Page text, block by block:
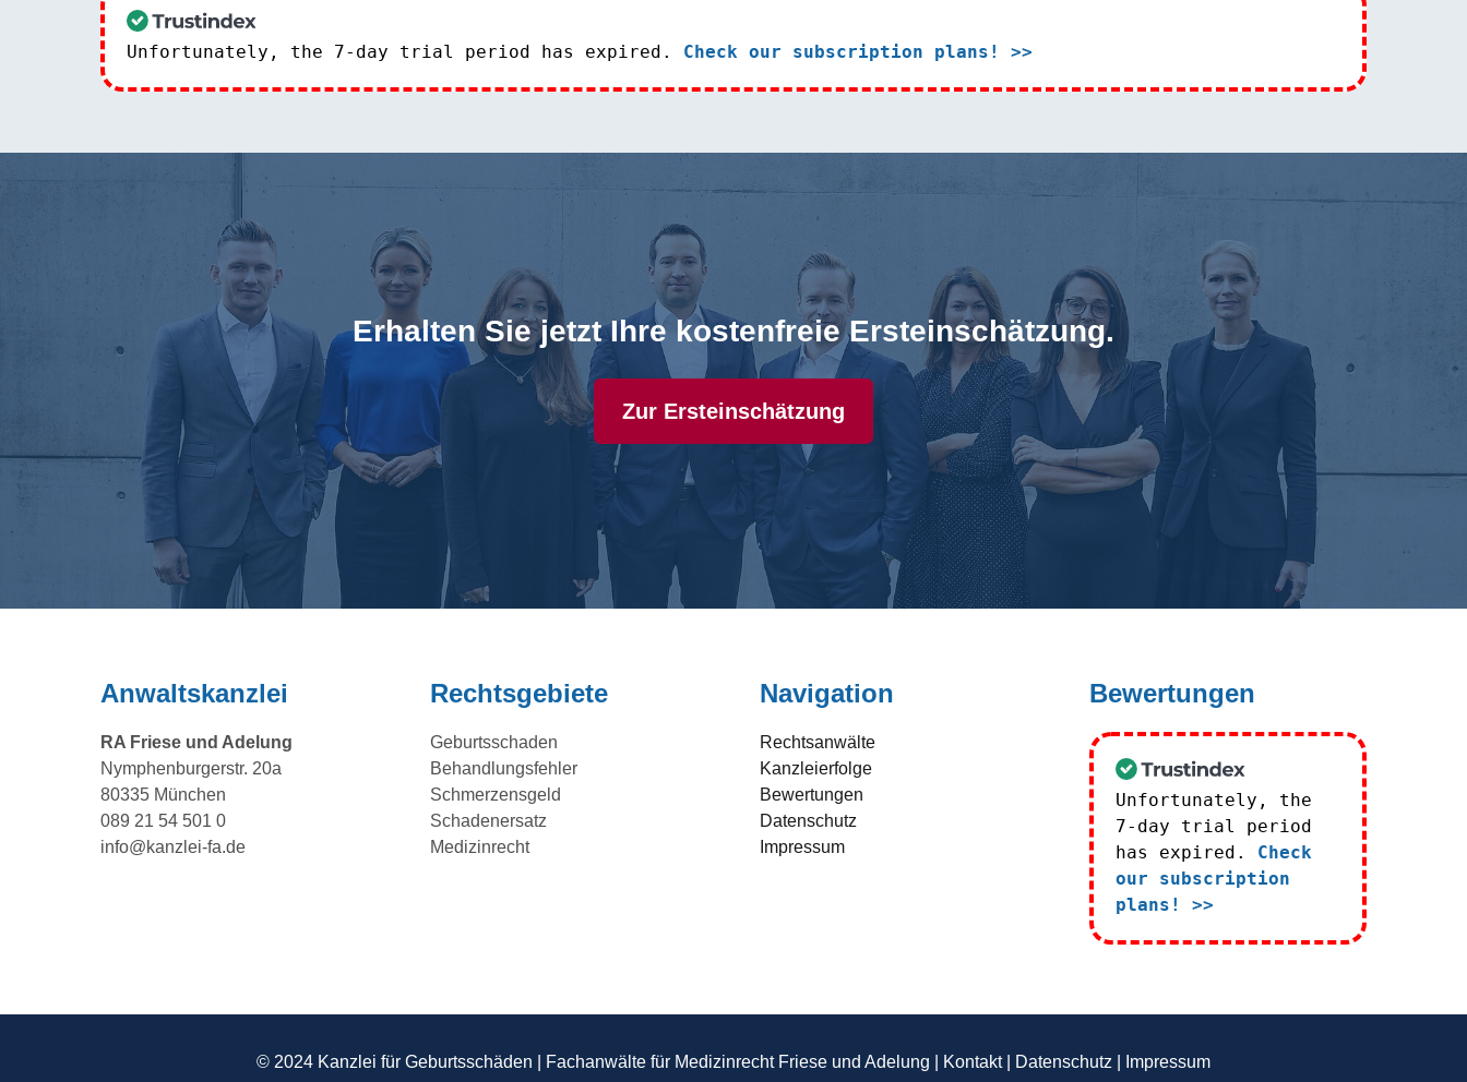
Unfortunately, the 7-day trial period has expired. Check our subscription plans! >>
Erhalten Sie jetzt Ihre kostenfreie Ersteinschätzung.
Zur Ersteinschätzung
Anwaltskanzlei
RA Friese und Adelung
Nymphenburgerstr. 20a
80335 München
089 21 54 501 0
info@kanzlei-fa.de
Rechtsgebiete
Geburtsschaden
Behandlungsfehler
Schmerzensgeld
Schadenersatz
Medizinrecht
Navigation
Rechtsanwälte
Kanzleierfolge
Bewertungen
Datenschutz
Impressum
Bewertungen
Unfortunately, the
7-day trial period
has expired. Check
our subscription
plans! >>
© 2024 Kanzlei für Geburtsschäden | Fachanwälte für Medizinrecht Friese und Adelung | Kontakt| Datenschutz Impressum